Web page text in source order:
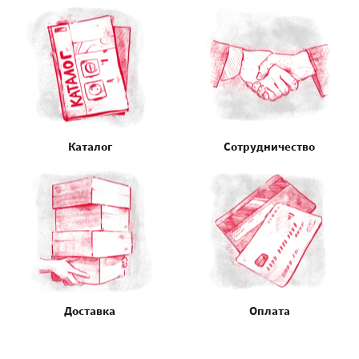
Каталог Сотрудничество
Доставка Оплата